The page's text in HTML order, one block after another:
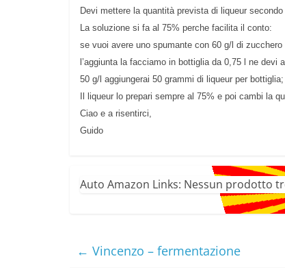
Devi mettere la quantità prevista di liqueur
La soluzione si fa al 75% perche facilita il conto:
se vuoi avere uno spumante con 60 g/l di
l’aggiunta la facciamo in bottiglia da 0,75 l ne
50 g/l aggiungerai 50 grammi di liqueur per
Il liqueur lo prepari sempre al 75% e poi cambi la
Ciao e a risentirci,
Guido
Auto Amazon Links: Nessun prodotto
← Vincenzo – fermentazione